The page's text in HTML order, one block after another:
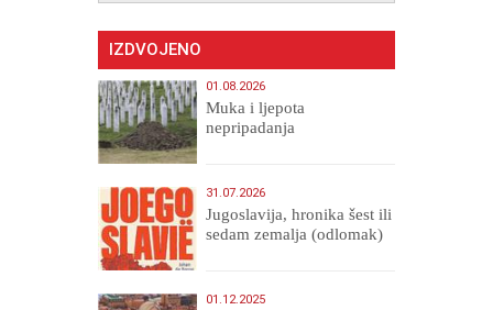
IZDVOJENO
01.08.2026
Muka i ljepota
nepripadanja
31.07.2026
Jugoslavija, hronika šest ili
sedam zemalja (odlomak)
01.12.2025